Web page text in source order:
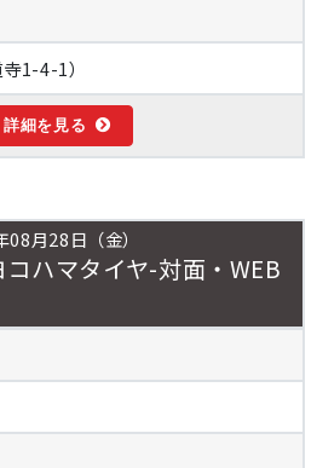
1-4-1）
詳細を見る
月28日（金）
コハマタイヤ-対面・WEB